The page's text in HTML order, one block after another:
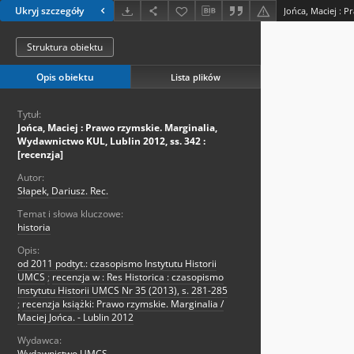
Ukryj szczegóły
Struktura obiektu
Opis obiektu Lista plików
Tytuł:
Jońca, Maciej : Prawo rzymskie. Marginalia,
Wydawnictwo KUL, Lublin 2012, ss. 342 :
[recenzja]
Autor:
Słapek, Dariusz. Rec.
Temat i słowa kluczowe:
historia
Opis:
od 2011 podtyt.: czasopismo Instytutu Historii
UMCS ; recenzja w : Res Historica : czasopismo
Instytutu Historii UMCS Nr 35 (2013), s. 281-285
; recenzja książki: Prawo rzymskie. Marginalia /
Maciej Jońca. - Lublin 2012
Wydawca: